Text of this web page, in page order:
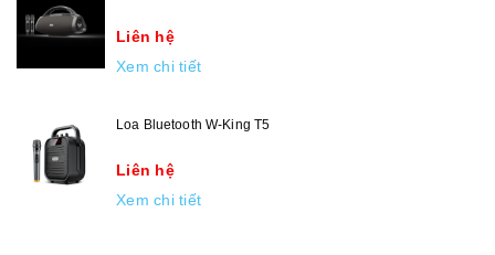
Liên hệ
Xem chi tiết
Loa Bluetooth W-King T5
Liên hệ
Xem chi tiết